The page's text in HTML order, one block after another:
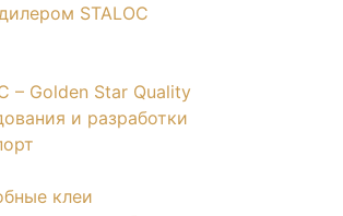
STALOC
– Golden Star Quality
и разработки
клеи